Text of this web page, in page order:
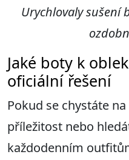
Urychlovaly sušení
Jaké boty k
oficiální řešení
Pokud se chystáte
příležitost nebo
každodenním